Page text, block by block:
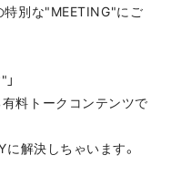
特別な"MEETING"にご
料トークコンテンツで
解決しちゃいます。